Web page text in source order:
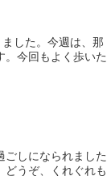
した。今週は、那
今回もよく歩いた
ごしになられました
どうぞ、くれぐれも